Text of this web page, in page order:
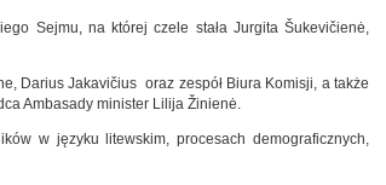
Sejmu, na której czele stała Jurgita Šukevičienė,
Darius Jakavičius oraz zespół Biura Komisji, a także
Ambasady minister Lilija Žinienė.
w języku litewskim, procesach demograficznych,